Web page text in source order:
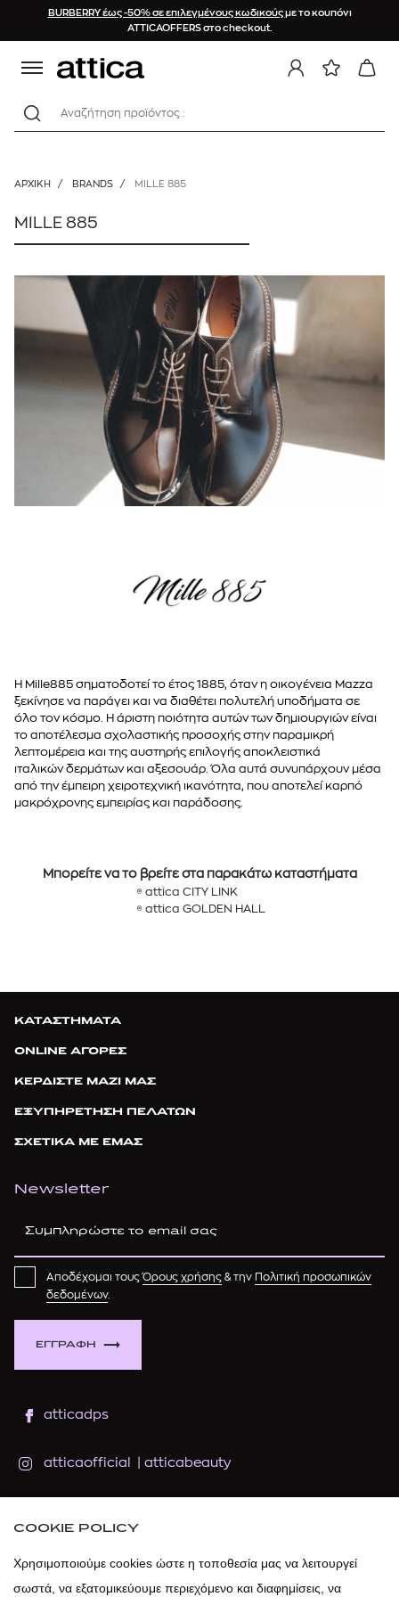
BURBERRY έως -50% σε επιλεγμένους κωδικούςμε το κουπόνι
ATTICAOFFERS στο checkout.
Αναζήτηση προϊόντος :
ΑΡΧΙΚΉ / BRANDS / MILLE 885
MILLE 885
Η Mille885 σηματοδοτεί το έτος 1885, όταν η οικογένεια Mazza
ξεκίνησε να παράγει και να διαθέτει πολυτελή υποδήματα σε
όλο τον κόσμο. Η άριστη ποιότητα αυτών των δημιουργιών είναι
το αποτέλεσμα σχολαστικής προσοχής στην παραμικρή
λεπτομέρεια και της αυστηρής επιλογής αποκλειστικά
ιταλικώνδερμάτων και αξεσουάρ. Όλα αυτά συνυπάρχουν μέσα
από τηνέμπειρη χειροτεχνική ικανότητα, που αποτελεί καρπό
μακρόχρονης εμπειρίας και παράδοσης.
Μπορείτε να το βρείτε στα παρακάτω καταστήματα
attica CITY LINK
attica GOLDEN HALL
ΚΑΤΑΣΤΗΜΑΤΑ
ONLINE ΑΓΟΡΕΣ
ΚΕΡΔΙΣΤΕ ΜΑΖΙ ΜΑΣ
ΕΞΥΠΗΡΕΤΗΣΗ ΠΕΛΑΤΩΝ
ΣΧΕΤΙΚΑ ΜΕ ΕΜΑΣ
Newsletter
ΕΓΓΡΑΦΗ
Αποδέχομαι τουςΌρους χρήσης & την Πολιτική προσωπικών
δεδομένων.
atticadps
atticaofficial atticabeauty
atticadps
COOKIE POLICY
Χρησιμοποιούμε cookies ώστε η τοποθεσία μας να λειτουργεί
σωστά, να εξατομικεύουμε περιεχόμενο και διαφημίσεις, να